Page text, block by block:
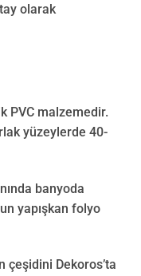
olarak
PVC malzemedir.
yüzeylerde 40-
banyoda
yapışkan folyo
çeşidini Dekoros’ta